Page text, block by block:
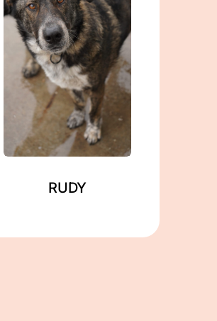
geb. ca. 03/2022
ca. 60 cm
in Gramzow
Mehr lesen
RUDY